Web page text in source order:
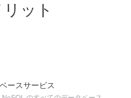
リット
ースサービス